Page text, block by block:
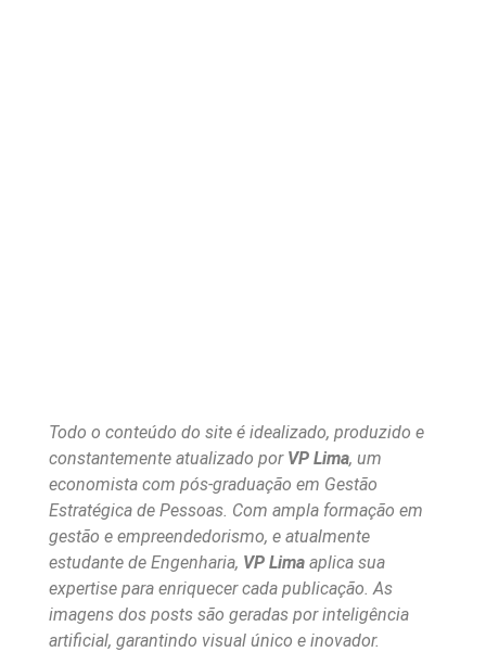
Todo o conteúdo do site é idealizado, produzido e
constantemente atualizado por VP Lima, um
economista com pós-graduação em Gestão
Estratégica de Pessoas. Com ampla formação em
gestão e empreendedorismo, e atualmente
estudante de Engenharia, VP Lima aplica sua
expertise para enriquecer cada publicação. As
imagens dos posts são geradas por inteligência
artificial, garantindo visual único e inovador.